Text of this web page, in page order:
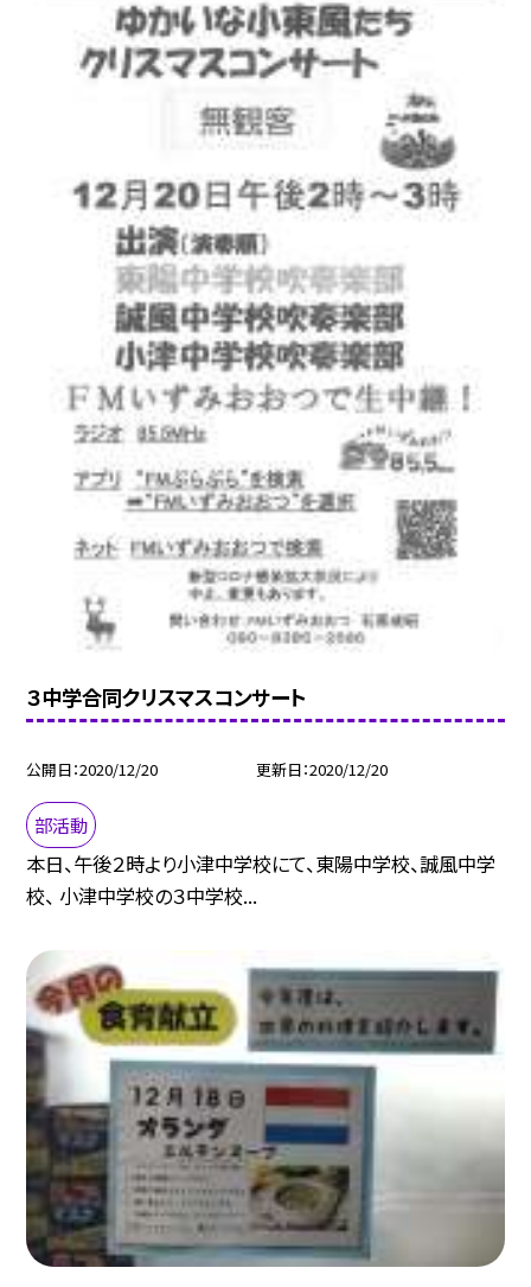
３中学合同クリスマスコンサート
公開日 2020/12/20 更新日 2020/12/20
部活動
本日、午後２時より小津中学校にて、東陽中学校、誠風中学
校、 小津中学校の３中学校...